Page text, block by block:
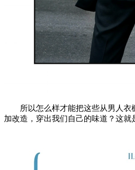
所以怎么样才能把这些从男人衣
加改造，穿出我们自己的味道？这就